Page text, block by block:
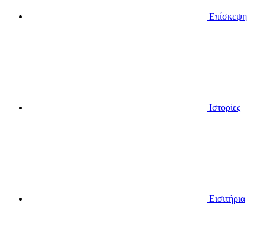
Επίσκεψη
Ιστορίες
Εισιτήρια